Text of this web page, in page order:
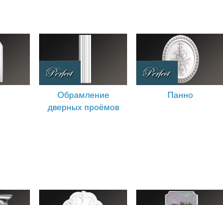
Обрамление
дверных проёмов
Панно